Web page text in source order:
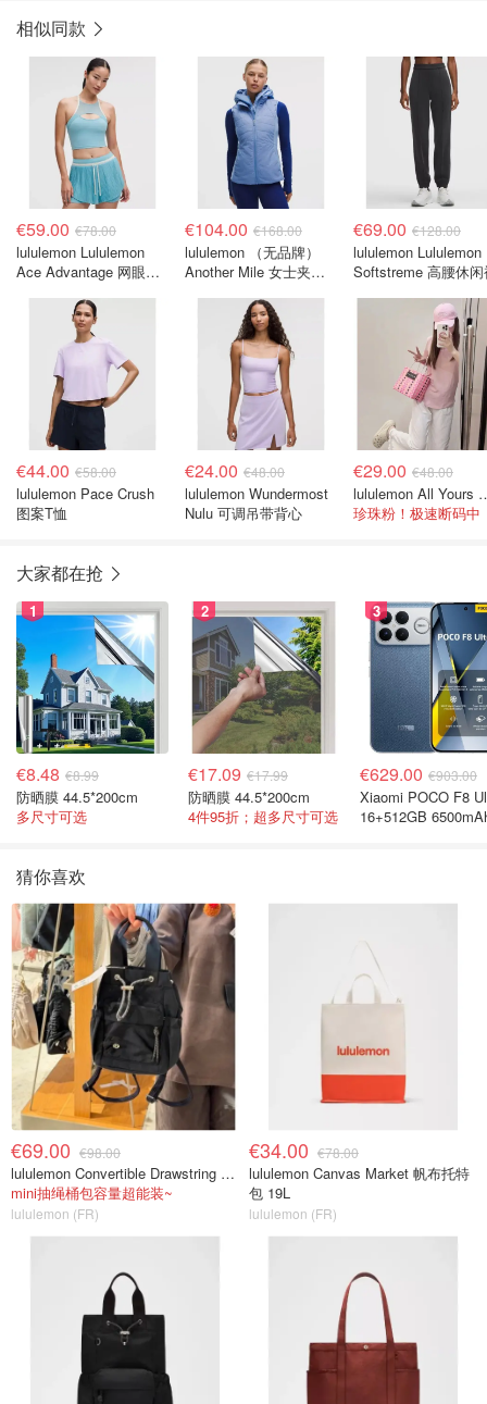
相似同款
€59.00 €78.00
lululemon Lululemon
Ace Advantage 网眼网
€104.00 €168.00
lululemon （无品牌）
Another Mile 女士夹克
€69.00 €128.00
lululemon Lululemon
Softstreme 高腰休闲
€44.00 €58.00
lululemon Pace Crush
图案T恤
€24.00 €48.00
lululemon Wundermost
Nulu 可调吊带背心
€29.00 €48.00
lululemon
珍珠粉！极速断码中
大家都在抢
1
€8.48 €8.99
防晒膜 44.5*200cm
多尺寸可选
2
€17.09 €17.99
防晒膜 44.5*200cm
4件95折；超多尺寸可选
3
€629.00 €903.00
Xiaomi POCO F8
16+512GB
猜你喜欢
€69.00 €98.00
lululemon Convertible Drawstring Bucket Bag Mini 5L
mini抽绳桶包容量超能装~
lululemon (FR)
€34.00 €78.00
lululemon Canvas Market 帆布托特
包 19L
lululemon (FR)